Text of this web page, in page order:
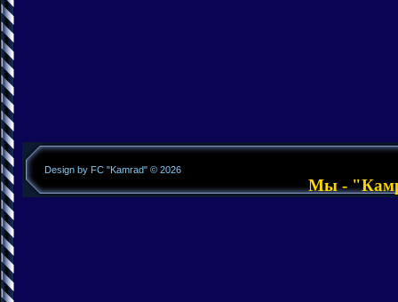
Design by FC "Kamrad" © 2026
Мы -